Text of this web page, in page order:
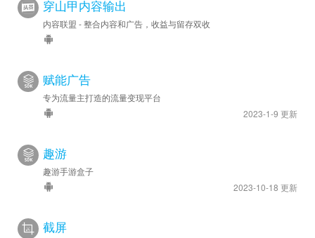
穿山甲内容输出
内容联盟 - 整合内容和广告，收益与留存双收
赋能广告
专为流量主打造的流量变现平台
2023-1-9 更新
趣游
趣游手游盒子
2023-10-18 更新
截屏